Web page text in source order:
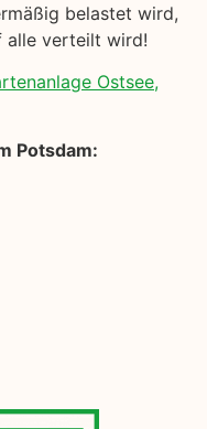
belastet wird,
alle verteilt wird!
Ostsee,
Potsdam: